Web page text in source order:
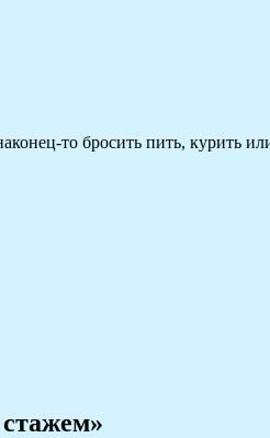
то бросить пить, курить